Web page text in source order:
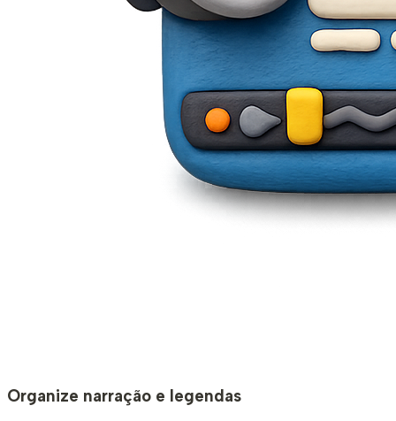
Organize narração e legendas